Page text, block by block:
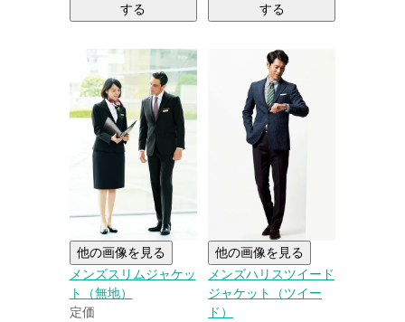
する
する
他の画像を見る
メンズスリムジャケッ
ト（無地）
定価
他の画像を見る
メンズハリスツイード
ジャケット（ツイー
ド）